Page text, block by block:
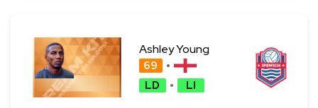
Ashley Young
69
LD
LI